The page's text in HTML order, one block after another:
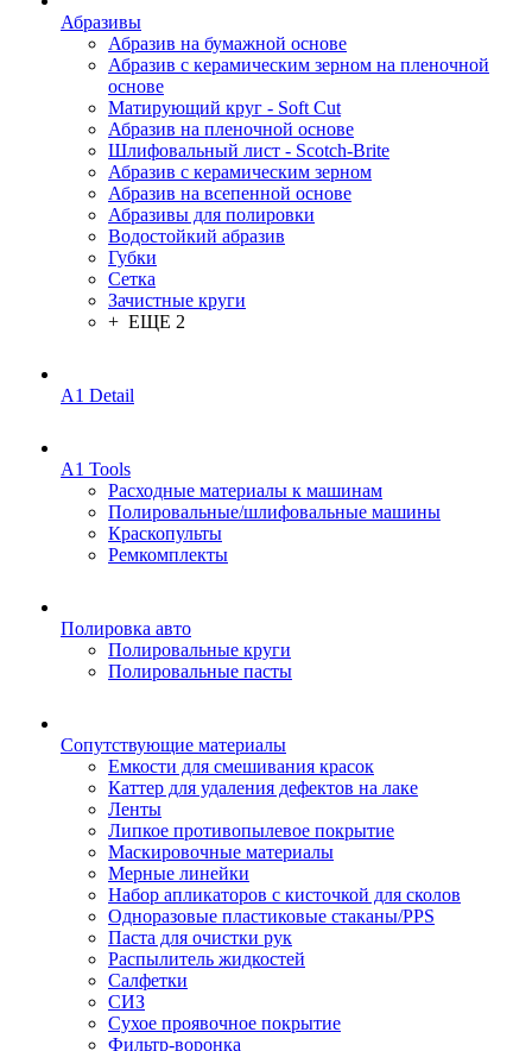
Абразивы
Абразив на бумажной основе
Абразив с керамическим зерном на пленочной
основе
Матирующий круг - Soft Cut
Абразив на пленочной основе
Шлифовальный лист - Scotch-Brite
Абразив с керамическим зерном
Абразив на всепенной основе
Абразивы для полировки
Водостойкий абразив
Губки
Сетка
Зачистные круги
+ ЕЩЕ 2
A1 Detail
A1 Tools
Расходные материалы к машинам
Полировальные/шлифовальные машины
Краскопульты
Ремкомплекты
Полировка авто
Полировальные круги
Полировальные пасты
Сопутствующие материалы
Емкости для смешивания красок
Каттер для удаления дефектов на лаке
Ленты
Липкое противопылевое покрытие
Маскировочные материалы
Мерные линейки
Набор апликаторов с кисточкой для сколов
Одноразовые пластиковые стаканы/PPS
Паста для очистки рук
Распылитель жидкостей
Салфетки
СИЗ
Сухое проявочное покрытие
Фильтр-воронка